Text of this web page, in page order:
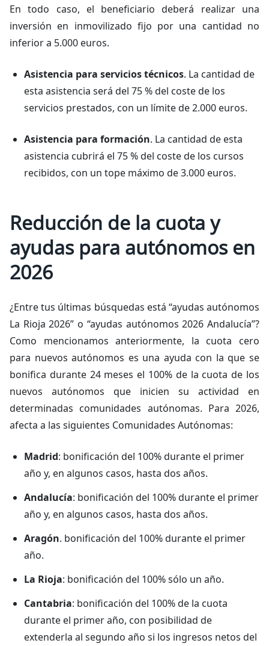
En todo caso, el beneficiario deberá realizar una
inversión en inmovilizado fijo por una cantidad no
inferior a 5.000 euros.
Asistencia para servicios técnicos. La cantidad de
esta asistencia será del 75 % del coste de los
servicios prestados, con un límite de 2.000 euros.
Asistencia para formación. La cantidad de esta
asistencia cubrirá el 75 % del coste de los cursos
recibidos, con un tope máximo de 3.000 euros.
Reducción de la cuota y
ayudas para autónomos en
2026
¿Entre tus últimas búsquedas está “ayudas autónomos
La Rioja 2026” o “ayudas autónomos 2026 Andalucía”?
Como mencionamos anteriormente, la cuota cero
para nuevos autónomos es una ayuda con la que se
bonifica durante 24 meses el 100% de la cuota de los
nuevos autónomos que inicien su actividad en
determinadas comunidades autónomas. Para 2026,
afecta a las siguientes Comunidades Autónomas:
Madrid: bonificación del 100% durante el primer
año y, en algunos casos, hasta dos años.
Andalucía: bonificación del 100% durante el primer
año y, en algunos casos, hasta dos años.
Aragón. bonificación del 100% durante el primer
año.
La Rioja: bonificación del 100% sólo un año.
Cantabria: bonificación del 100% de la cuota
durante el primer año, con posibilidad de
extenderla al segundo año si los ingresos netos del